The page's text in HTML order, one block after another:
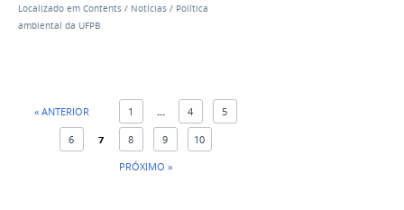
Localizado em Contents / Notícias / Política
ambiental da UFPB
« ANTERIOR 1 ... 4 5
6 7 8 9
10
PRÓXIMO »